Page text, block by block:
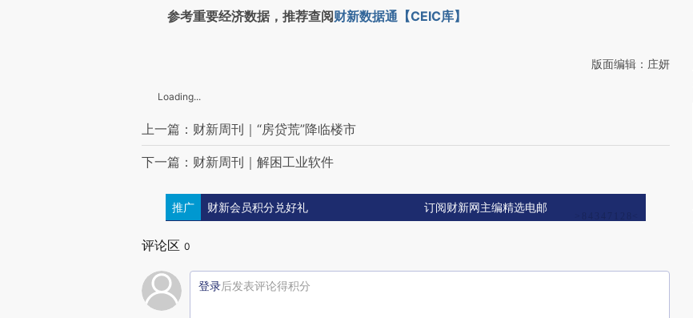
参考重要经济数据，推荐查阅财新数据通【CEIC库】
版面编辑：庄妍
Loading...
上一篇：财新周刊｜“房贷荒”降临楼市
下一篇：财新周刊｜解困工业软件
推广 财新会员积分兑好礼 订阅财新网主编精选电邮
评论区 0
登录后发表评论得积分